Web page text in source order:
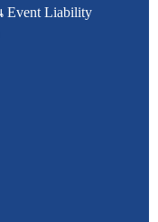
Liability